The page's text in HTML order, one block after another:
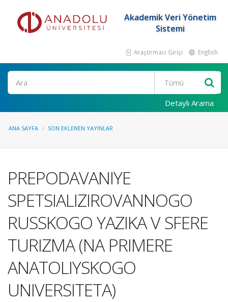
Akademik Veri Yönetim
Sistemi
Araştırmacı Girişi English
Ara
Detaylı Arama
ANA SAYFA SON EKLENEN YAYINLAR
PREPODAVANIYE
SPETSIALIZIROVANNOGO
RUSSKOGO YAZIKA V SFERE
TURIZMA (NA PRIMERE
ANATOLIYSKOGO
UNIVERSITETA)